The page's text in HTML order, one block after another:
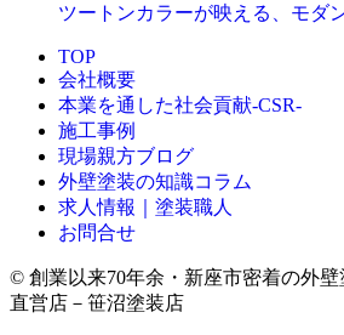
ツートンカラーが映える、モダ
TOP
会社概要
本業を通した社会貢献-CSR-
施工事例
現場親方ブログ
外壁塗装の知識コラム
求人情報｜塗装職人
お問合せ
© 創業以来70年余・新座市密着の外壁
直営店－笹沼塗装店